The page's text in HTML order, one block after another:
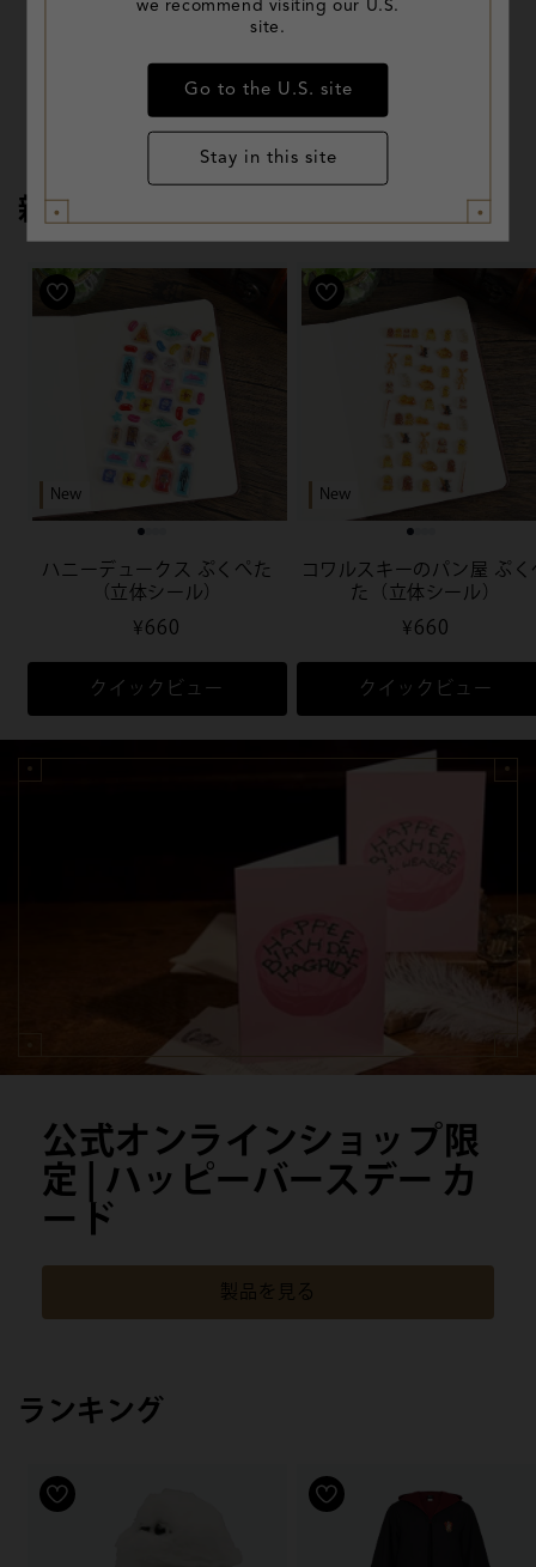
レクション
ページを見る
新着製品
New
ハニーデュークス ぷくぺた
（立体シール）
通
常
価
格
¥660
クイックビュー
New
コワルスキーのパン屋 ぷ
た（立体シール）
通
常
価
格
¥660
クイックビュー
公式オンラインショップ限
定 | ハッピーバースデー カ
ード
製品を見る
ランキング
we recommend visiting our U.S.
site.
Go to the U.S. site
Stay in this site